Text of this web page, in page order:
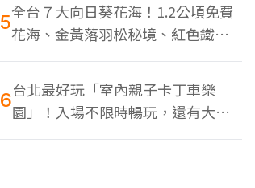
5全台７大向日葵花海！1.2公頃免費
花海、金黃落羽松秘境、紅色鐵橋
同框
6台北最好玩「室內親子卡丁車樂
園」！入場不限時暢玩，還有大螢
幕Switch遊戲區